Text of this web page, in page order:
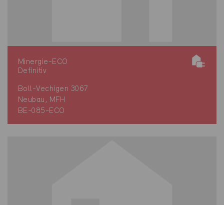
Minergie-ECO
Definitiv
Boll-Vechigen 3067
Neubau, MFH
BE-085-ECO